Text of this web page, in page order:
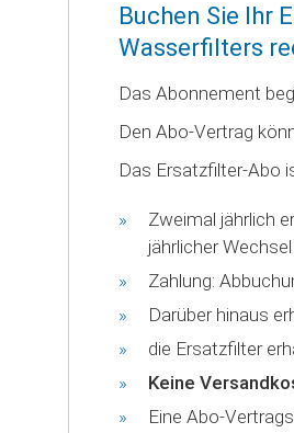
Buchen Sie Ihr
Wasserfilters
Das Abonnement
Den Abo-Vertrag
Das Ersatzfilter-Abo
Zweimal jährlich
jährlicher
Zahlung:
Darüber hinaus
die Ersatzfilter
Keine
Eine Abo-